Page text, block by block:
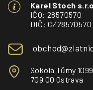
Karel Stoch
IČO: 28570570
DIČ: CZ28570570
Sokola Tůmy
709 00 Ostrava